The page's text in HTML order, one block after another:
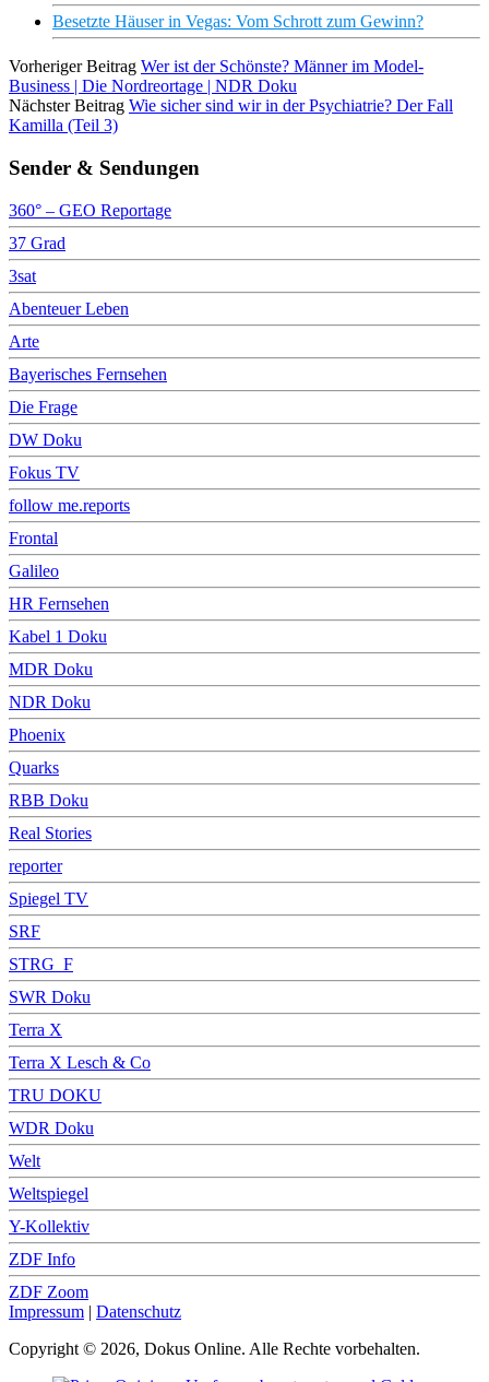
Besetzte Häuser in Vegas: Vom Schrott zum Gewinn?
Vorheriger Beitrag Wer ist der Schönste? Männer im Model-
Business | Die Nordreortage | NDR Doku
Nächster Beitrag Wie sicher sind wir in der Psychiatrie? Der Fall
Kamilla (Teil 3)
Sender & Sendungen
360° – GEO Reportage
37 Grad
3sat
Abenteuer Leben
Arte
Bayerisches Fernsehen
Die Frage
DW Doku
Fokus TV
follow me.reports
Frontal
Galileo
HR Fernsehen
Kabel 1 Doku
MDR Doku
NDR Doku
Phoenix
Quarks
RBB Doku
Real Stories
reporter
Spiegel TV
SRF
STRG_F
SWR Doku
Terra X
Terra X Lesch & Co
TRU DOKU
WDR Doku
Welt
Weltspiegel
Y-Kollektiv
ZDF Info
ZDF Zoom
Impressum | Datenschutz
Copyright © 2026, Dokus Online. Alle Rechte vorbehalten.